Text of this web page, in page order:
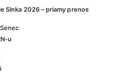
Slnka 2026 – priamy prenos
u